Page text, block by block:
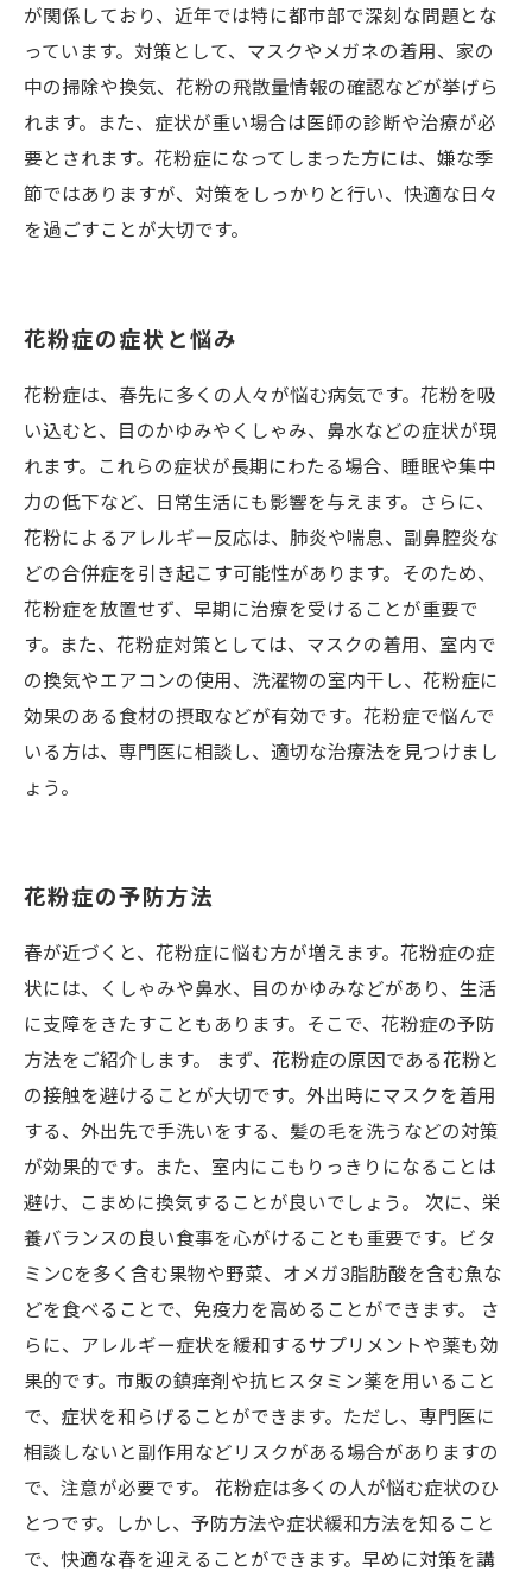
が関係しており、近年では特に都市部で深刻な問題とな
っています。対策として、マスクやメガネの着用、家の
中の掃除や換気、花粉の飛散量情報の確認などが挙げら
れます。また、症状が重い場合は医師の診断や治療が必
要とされます。花粉症になってしまった方には、嫌な季
節ではありますが、対策をしっかりと行い、快適な日々
を過ごすことが大切です。
花粉症の症状と悩み
花粉症は、春先に多くの人々が悩む病気です。花粉を吸
い込むと、目のかゆみやくしゃみ、鼻水などの症状が現
れます。これらの症状が長期にわたる場合、睡眠や集中
力の低下など、日常生活にも影響を与えます。さらに、
花粉によるアレルギー反応は、肺炎や喘息、副鼻腔炎な
どの合併症を引き起こす可能性があります。そのため、
花粉症を放置せず、早期に治療を受けることが重要で
す。また、花粉症対策としては、マスクの着用、室内で
の換気やエアコンの使用、洗濯物の室内干し、花粉症に
効果のある食材の摂取などが有効です。花粉症で悩んで
いる方は、専門医に相談し、適切な治療法を見つけまし
ょう。
花粉症の予防方法
春が近づくと、花粉症に悩む方が増えます。花粉症の症
状には、くしゃみや鼻水、目のかゆみなどがあり、生活
に支障をきたすこともあります。そこで、花粉症の予防
方法をご紹介します。 まず、花粉症の原因である花粉と
の接触を避けることが大切です。外出時にマスクを着用
する、外出先で手洗いをする、髪の毛を洗うなどの対策
が効果的です。また、室内にこもりっきりになることは
避け、こまめに換気することが良いでしょう。 次に、栄
養バランスの良い食事を心がけることも重要です。ビタ
ミンCを多く含む果物や野菜、オメガ3脂肪酸を含む魚な
どを食べることで、免疫力を高めることができます。 さ
らに、アレルギー症状を緩和するサプリメントや薬も効
果的です。市販の鎮痒剤や抗ヒスタミン薬を用いること
で、症状を和らげることができます。ただし、専門医に
相談しないと副作用などリスクがある場合がありますの
で、注意が必要です。 花粉症は多くの人が悩む症状のひ
とつです。しかし、予防方法や症状緩和方法を知ること
で、快適な春を迎えることができます。早めに対策を講